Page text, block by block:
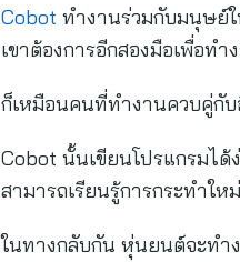
Cobot ทำงานร่วมกับมนุษย์
เขาต้องการอีกสองมือเพื่อท
ก็เหมือนคนที่ทำงานควบคู่กั
Cobot นั้นเขียนโปรแกรมไ
สามารถเรียนรู้การกระทำใ
ในทางกลับกัน หุ่นยนต์จะทำ